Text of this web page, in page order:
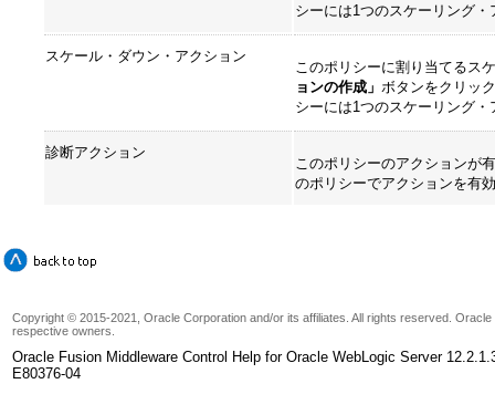
シーには1つのスケーリング
スケール・ダウン・アクション
このポリシーに割り当てるス
ョンの作成」 ボタンをクリッ
シーには1つのスケーリング
診断アクション
このポリシーのアクションが
のポリシーでアクションを有
Copyright © 2015-2021, Oracle Corporation and/or its affiliates. All rights reserved.
respective owners.
Oracle Fusion Middleware Control Help for Oracle WebLogic Server
E80376-04